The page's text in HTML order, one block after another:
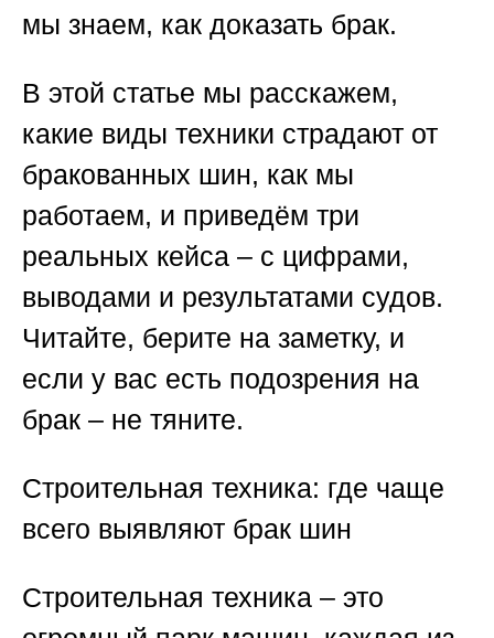
мы знаем, как доказать брак.
В этой статье мы расскажем,
какие виды техники страдают от
бракованных шин, как мы
работаем, и приведём три
реальных кейса – с цифрами,
выводами и результатами судов.
Читайте, берите на заметку, и
если у вас есть подозрения на
брак – не тяните.
Строительная техника: где чаще
всего выявляют брак шин
Строительная техника – это